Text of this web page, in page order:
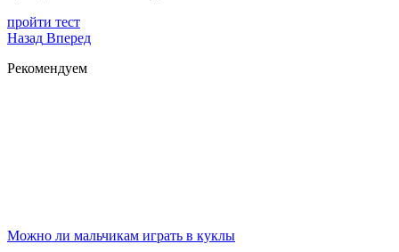
пройти тест
Назад Вперед
Рекомендуем
Можно ли мальчикам играть в куклы